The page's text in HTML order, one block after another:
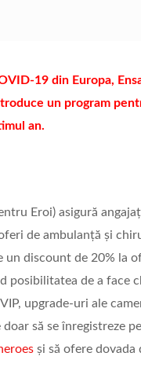
19 din Europa,
un program
an.
Eroi) asigură
de ambulanță și
un discount de 20% la
posibilitatea de a face
upgrade-uri ale
să se înregistreze
și să ofere dovada